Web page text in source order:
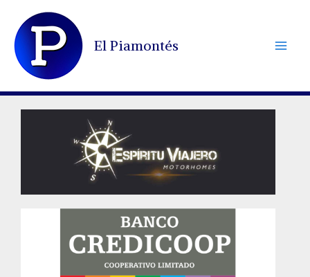
contenido
El Piamontés